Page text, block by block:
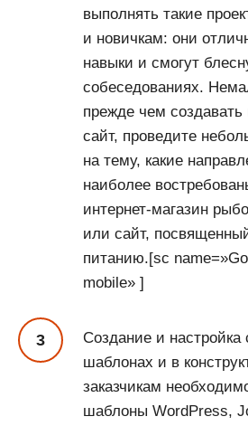
выполнять такие
и новичкам: они
навыки и смогут
собеседованиях.
прежде чем создавать
сайт, проведите
на тему, какие
наиболее
интернет-магазин
или сайт,
питанию.[sc
mobile» ]
Создание и настройка
шаблонах и в
заказчикам
шаблоны WordPress,